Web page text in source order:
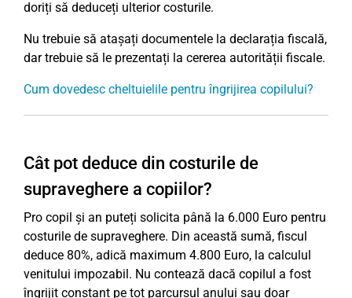
doriți să deduceți ulterior costurile.
Nu trebuie să atașați documentele la declarația fiscală,
dar trebuie să le prezentați la cererea autorității fiscale.
Cum dovedesc cheltuielile pentru îngrijirea copilului?
Cât pot deduce din costurile de
supraveghere a copiilor?
Pro copil și an puteți solicita până la 6.000 Euro pentru
costurile de supraveghere. Din această sumă, fiscul
deduce 80%, adică maximum 4.800 Euro, la calculul
venitului impozabil. Nu contează dacă copilul a fost
îngrijit constant pe tot parcursul anului sau doar